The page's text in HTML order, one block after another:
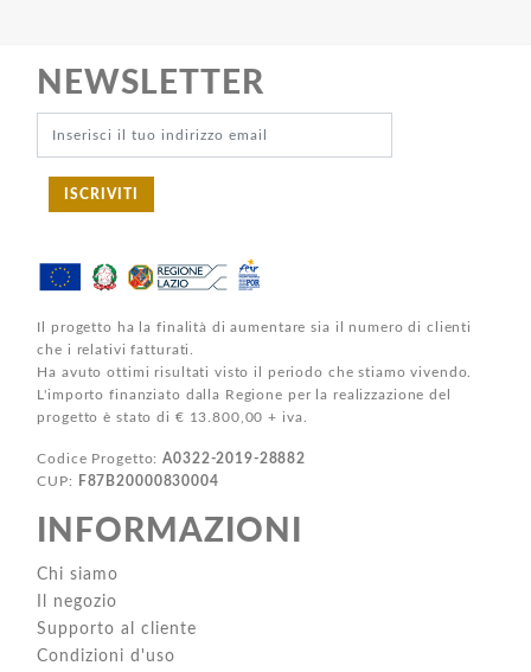
NEWSLETTER
ISCRIVITI
Il progetto ha la finalità di aumentare sia il numero di clienti
che i relativi fatturati.
Ha avuto ottimi risultati visto il periodo che stiamo vivendo.
L'importo finanziato dalla Regione per la realizzazione del
progetto è stato di € 13.800,00 + iva.
Codice Progetto:A0322-2019-28882
CUP:
F87B20000830004
INFORMAZIONI
Chi siamo
Il negozio
Supporto al cliente
Condizioni d'uso